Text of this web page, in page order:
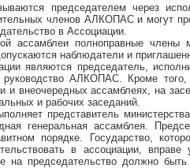
председателем через
членов АЛКОПАС и могут
в Ассоциации.
ассамблеи полноправные члены
наблюдатели и
являются председатель,
АЛКОПАС. Кроме того,
и внеочередных ассамблеях, на
и рабочих заседаний.
представитель
генеральная ассамблея.
порядке. Государство,
в ассоциации,
на председательство должно